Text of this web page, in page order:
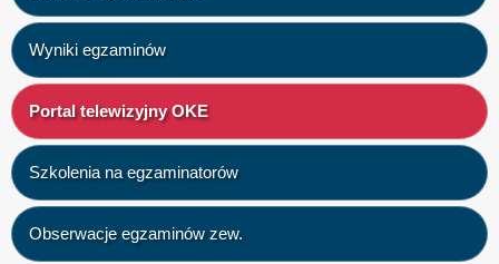
Wyniki egzaminów
Portal telewizyjny OKE
Szkolenia na egzaminatorów
Obserwacje egzaminów zew.